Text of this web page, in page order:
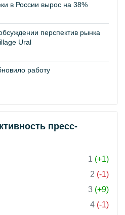
в России вырос на 38%
перспектив рынка
Ural
работу
пресс-
1 (+1)
2 (-1)
3 (+9)
4 (-1)